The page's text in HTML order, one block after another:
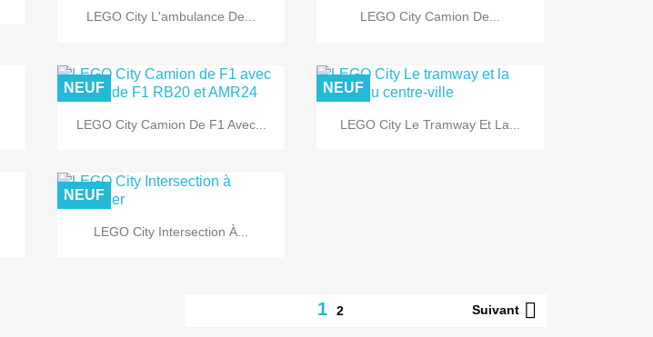
 Aperçu rapide
LEGO City L'ambulance De...  Aperçu rapide
LEGO City Camion De...
 Aperçu rapide
LEGO City Camion De F1 Avec...
NEUF
 Aperçu rapide
LEGO City Le Tramway Et La...
NEUF
 Aperçu rapide
LEGO City Intersection À...
NEUF
1 2 Suivant 